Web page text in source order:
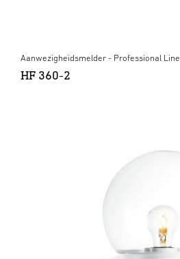
Aanwezigheidsmelder - Professional Line
HF 360-2